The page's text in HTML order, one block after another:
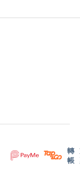
地免費送貨服
運費。
排發貨。
。當八號烈風
送貨服務時間將
況再作最後確
能提供任何訂
轉
帳